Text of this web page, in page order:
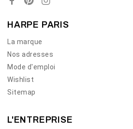
HARPE PARIS
La marque
Nos adresses
Mode d'emploi
Wishlist
Sitemap
L'ENTREPRISE